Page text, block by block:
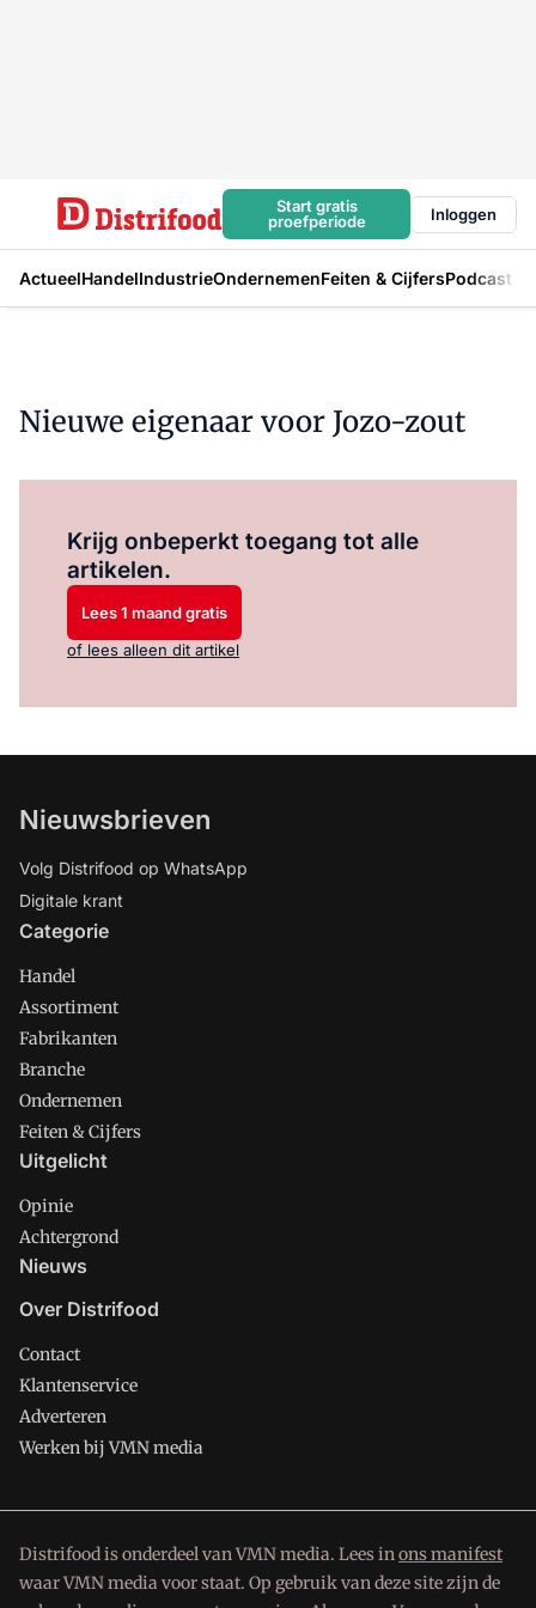
Start gratis
proefperiode
Inloggen
ActueelHandelIndustrieOndernemenFeiten & CijfersPodcast
Nieuwe eigenaar voor Jozo-zout
Krijg onbeperkt toegang tot alle
artikelen.
Lees 1 maand gratis
of lees alleen dit artikel
Nieuwsbrieven
Volg Distrifood op WhatsApp
Digitale krant
Categorie
Handel
Assortiment
Fabrikanten
Branche
Ondernemen
Feiten & Cijfers
Uitgelicht
Opinie
Achtergrond
Nieuws
Over Distrifood
Contact
Klantenservice
Adverteren
Werken bij VMN media
Distrifood is onderdeel van VMN media. Lees inons manifest
waar VMN media voor staat. Op gebruik van deze site zijn de